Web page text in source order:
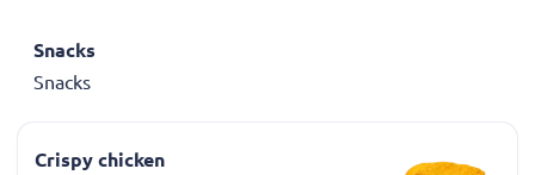
Snacks
Snacks
Crispy chicken